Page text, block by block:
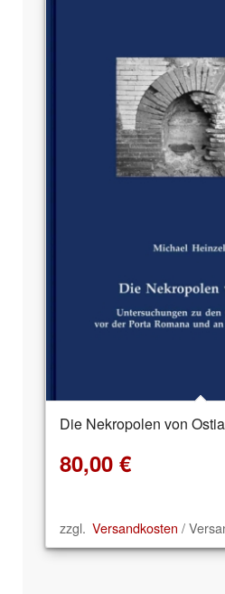
Die Nekropolen von
80,00 €
zzgl. Versandkosten /